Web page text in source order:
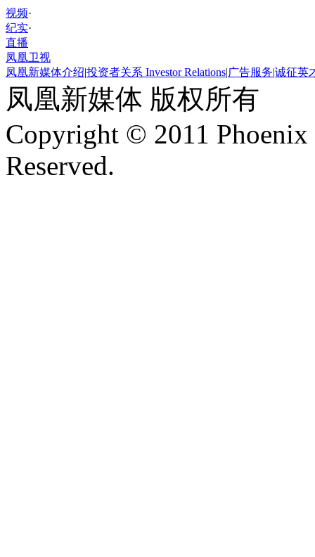
视频·
纪实·
直播
凤凰卫视
凤凰新媒体介绍|投资者关系 Investor Relations|广告服务|诚征英
凤凰新媒体 版权所有
Copyright © 2011
Reserved.